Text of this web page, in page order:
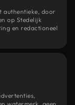
authentieke, door
op Stedelijk
en redactioneel